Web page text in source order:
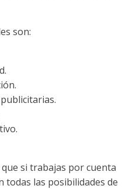
son:
si trabajas por cuenta
todas las posibilidades de